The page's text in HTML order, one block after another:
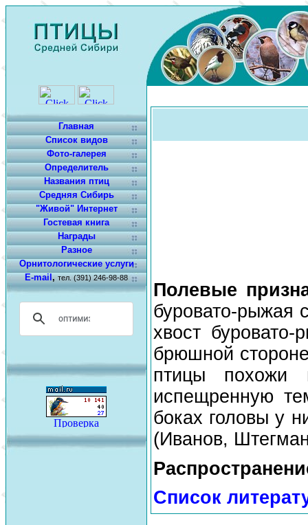
Главная
Список видов
Фото-галерея
Определитель
Названия птиц
Средняя Сибирь
"Живой" Интернет
Гостевая книга
Награды
Разное
Орнитологические услуги
E-mail,тел. (391) 246-98-88
Полевые
буровато-рыжая
хвост
брюшной
птицы похожи
испещренную
боках головы у
(Иванов,
Список